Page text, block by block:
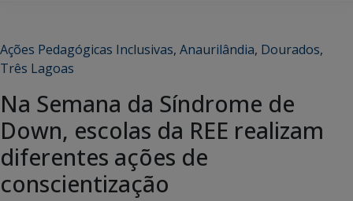
Ações Pedagógicas Inclusivas, Anaurilândia, Dourados,
Três Lagoas
Na Semana da Síndrome de
Down, escolas da REE realizam
diferentes ações de
conscientização